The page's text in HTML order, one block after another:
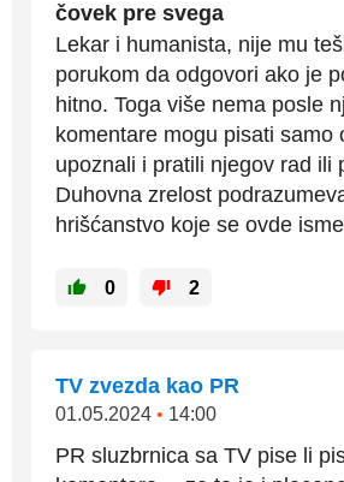
čovek pre svega
Lekar i humanista, nije mu
porukom da odgovori ako je
hitno. Toga više nema posle
komentare mogu pisati samo
upoznali i pratili njegov rad ili
Duhovna zrelost
hrišćanstvo koje se ovde
0 2
TV zvezda kao PR
01.05.2024 • 14:00
PR sluzbrnica sa TV pise li